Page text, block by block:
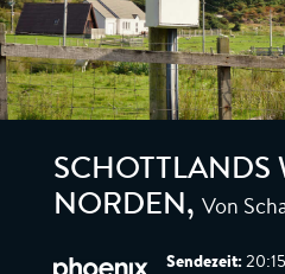
SCHOTTLANDS
NORDEN, Von
Sendezeit: